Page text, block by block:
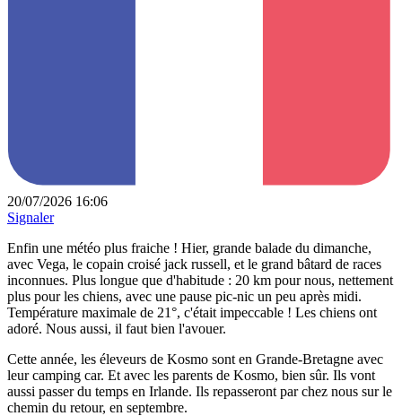
20/07/2026 16:06
Signaler
Enfin une météo plus fraiche ! Hier, grande balade du dimanche,
avec Vega, le copain croisé jack russell, et le grand bâtard de races
inconnues. Plus longue que d'habitude : 20 km pour nous, nettement
plus pour les chiens, avec une pause pic-nic un peu après midi.
Température maximale de 21°, c'était impeccable ! Les chiens ont
adoré. Nous aussi, il faut bien l'avouer.
Cette année, les éleveurs de Kosmo sont en Grande-Bretagne avec
leur camping car. Et avec les parents de Kosmo, bien sûr. Ils vont
aussi passer du temps en Irlande. Ils repasseront par chez nous sur le
chemin du retour, en septembre.